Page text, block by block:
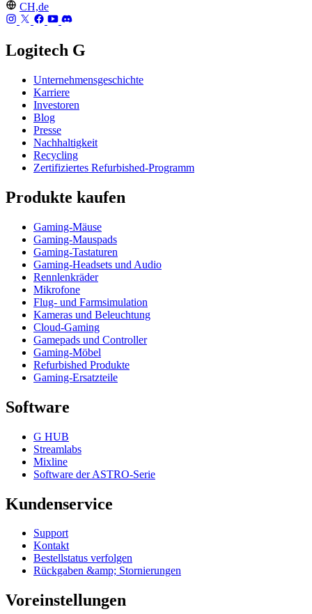
CH,de
Logitech G
Unternehmensgeschichte
Karriere
Investoren
Blog
Presse
Nachhaltigkeit
Recycling
Zertifiziertes Refurbished-Programm
Produkte kaufen
Gaming-Mäuse
Gaming-Mauspads
Gaming-Tastaturen
Gaming-Headsets und Audio
Rennlenkräder
Mikrofone
Flug- und Farmsimulation
Kameras und Beleuchtung
Cloud-Gaming
Gamepads und Controller
Gaming-Möbel
Refurbished Produkte
Gaming-Ersatzteile
Software
G HUB
Streamlabs
Mixline
Software der ASTRO-Serie
Kundenservice
Support
Kontakt
Bestellstatus verfolgen
Rückgaben &amp; Stornierungen
Voreinstellungen